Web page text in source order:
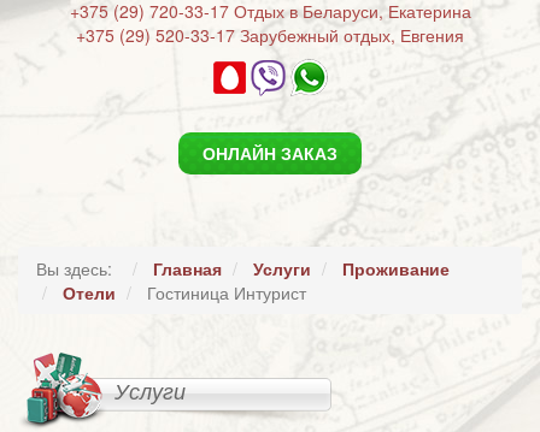
+375 (29) 720-33-17 Отдых в Беларуси, Екатерина
+375 (29) 520-33-17 Зарубежный отдых, Евгения
ОНЛАЙН ЗАКАЗ
Вы здесь: Главная Услуги
Проживание
Отели
Гостиница Интурист
Услуги